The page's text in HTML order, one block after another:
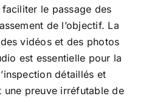
le passage des
de l’objectif. La
vidéos et des photos
est essentielle pour la
détaillés et
preuve irréfutable de